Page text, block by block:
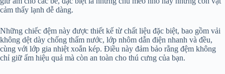
cảm thấy lạnh dễ dàng.
Những chiếc đệm này được thiết kế từ chất liệu đặc biệt, bao gồm vải
không dệt dày chống thấm nước, lớp nhôm dẫn điện nhanh và đều,
cùng với lớp gia nhiệt xoắn kép. Điều này đảm bảo rằng đệm không
chỉ giữ ấm hiệu quả mà còn an toàn cho thú cưng của bạn.